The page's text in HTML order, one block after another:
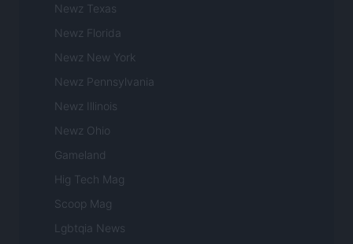
Newz Texas
Newz Florida
Newz New York
Newz Pennsylvania
Newz Illinois
Newz Ohio
Gameland
Hig Tech Mag
Scoop Mag
Lgbtqia News